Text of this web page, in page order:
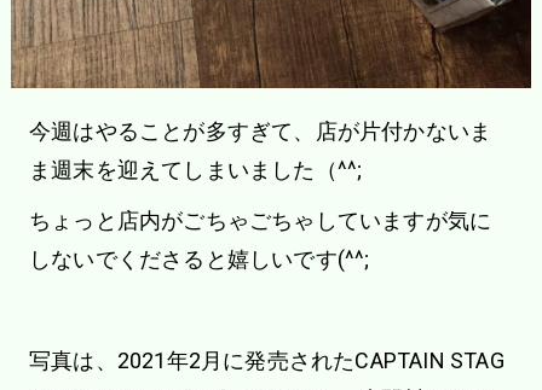
今週はやることが多すぎて、店が片付かないま
ま週末を迎えてしまいました（^^;
ちょっと店内がごちゃごちゃしていますが気に
しないでくださると嬉しいです(^^;
写真は、2021年2月に発売されたCAPTAIN STAG